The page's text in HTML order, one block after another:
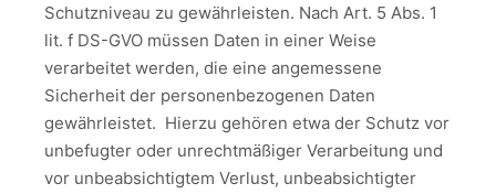
Schutzniveau zu gewährleisten. Nach Art. 5 Abs. 1
lit. f DS-GVO müssen Daten in einer Weise
verarbeitet werden, die eine angemessene
Sicherheit der personenbezogenen Daten
gewährleistet. Hierzu gehören etwa der Schutz vor
unbefugter oder unrechtmäßiger Verarbeitung und
vor unbeabsichtigtem Verlust, unbeabsichtigter